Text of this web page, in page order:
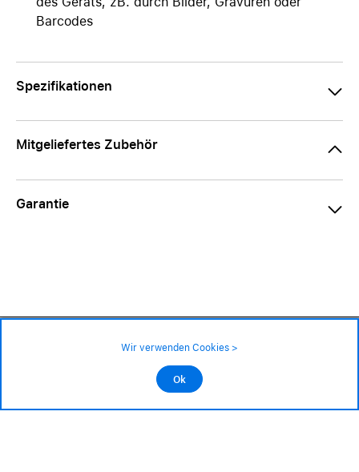
Barcodes
Spezifikationen
Mitgeliefertes Zubehör
Garantie
©2026 Alle Rechte sind vorbehalten
In den Warenkorb
Wir verwenden Cookies >
Ok